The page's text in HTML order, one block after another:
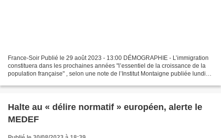
France-Soir Publié le 29 août 2023 - 13:00 DÉMOGRAPHIE - L’immigration
constituera dans les prochaines années "l’essentiel de la croissance de la
population française" , selon une note de l’Institut Montaigne publiée lundi
Halte au « délire normatif » européen, alerte le
MEDEF